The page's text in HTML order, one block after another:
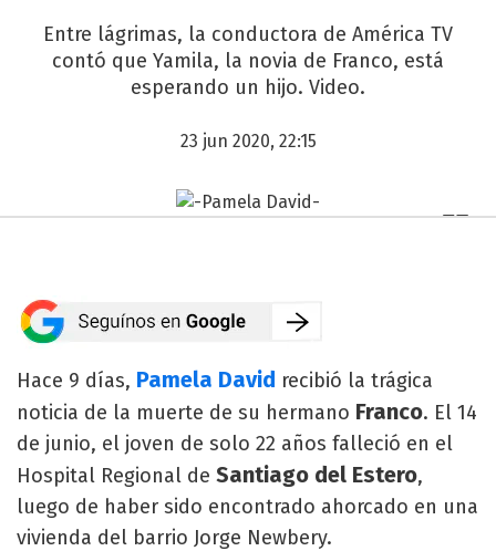
Entre lágrimas, la conductora de América TV
contó que Yamila, la novia de Franco, está
esperando un hijo. Video.
23 jun 2020, 22:15
Hace 9 días, Pamela David recibió la trágica
noticia de la muerte de su hermano Franco. El 14
de junio, el joven de solo 22 años falleció en el
Hospital Regional de Santiago del Estero,
luego de haber sido encontrado ahorcado en una
vivienda del barrio Jorge Newbery.